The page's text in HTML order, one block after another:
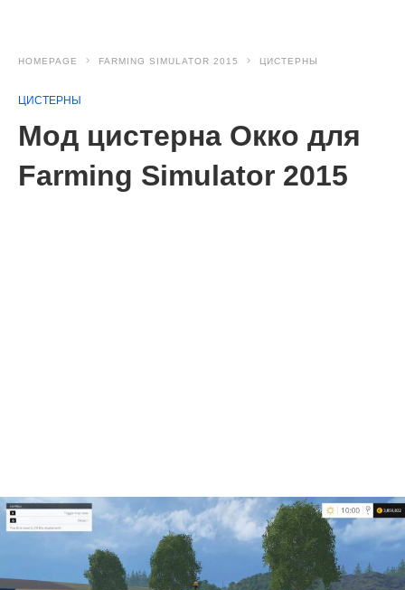
HOMEPAGE FARMING SIMULATOR 2015 ЦИСТЕРНЫ
ЦИСТЕРНЫ
Мод цистерна Окко для
Farming Simulator 2015